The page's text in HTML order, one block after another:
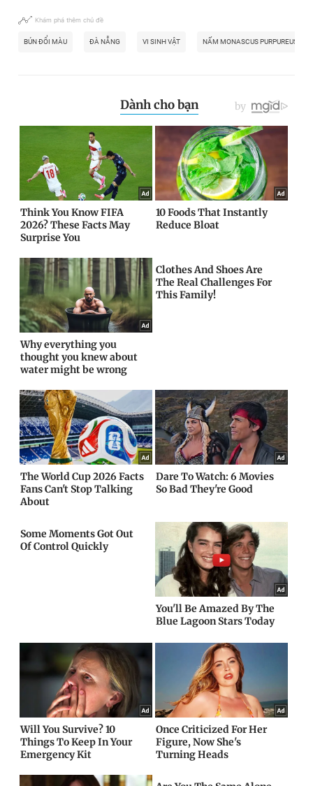
Khám phá thêm chủ đề
BÚN ĐỔI MÀU ĐÀ NẴNG VI SINH VẬT NẤM MONASCUS PURPUREUS